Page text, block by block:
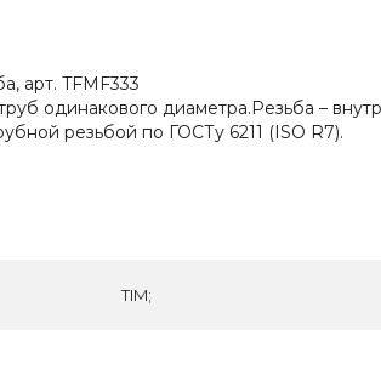
арт. TFMF333
одинакового диаметра.Резьба –
резьбой по ГОСТу 6211 (ISO R7).
TIM;